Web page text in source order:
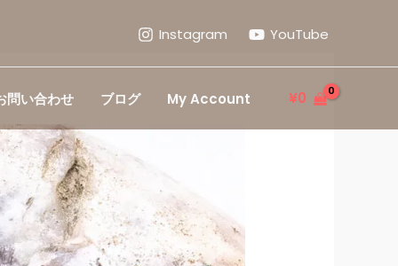
Instagram YouTube
問い合わせ ブログ My Account ¥0